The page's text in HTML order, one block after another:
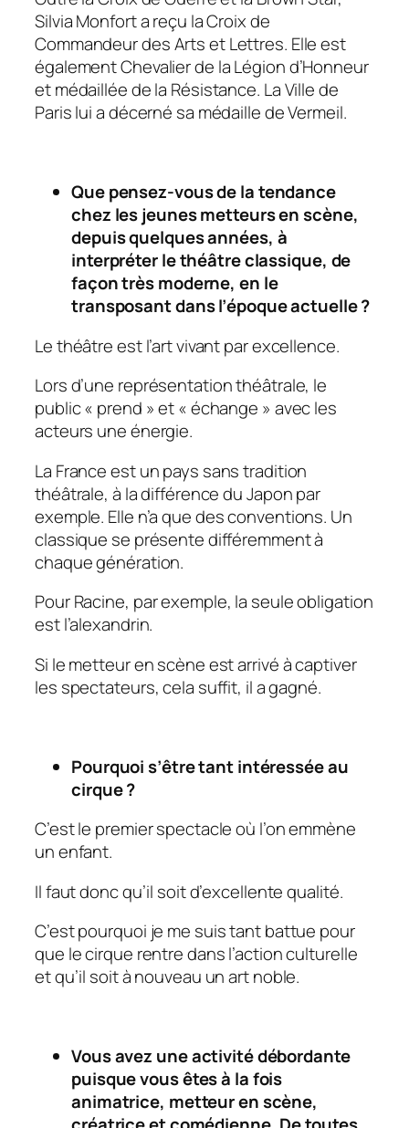
Silvia Monfort a reçu la Croix de
Commandeur des Arts et Lettres. Elle est
également Chevalier de la Légion d’Honneur
et médaillée de la Résistance. La Ville de
Paris lui a décerné sa médaille de Vermeil.
Que pensez-vous de la tendance
chez les jeunes metteurs en scène,
depuis quelques années, à
interpréter le théâtre classique, de
façon très moderne, en le
transposant dans l’époque actuelle ?
Le théâtre est l’art vivant par excellence.
Lors d’une représentation théâtrale, le
public « prend » et « échange » avec les
acteurs une énergie.
La France est un pays sans tradition
théâtrale, à la différence du Japon par
exemple. Elle n’a que des conventions. Un
classique se présente différemment à
chaque génération.
Pour Racine, par exemple, la seule obligation
est l’alexandrin.
Si le metteur en scène est arrivé à captiver
les spectateurs, cela suffit, il a gagné.
Pourquoi s’être tant intéressée au
cirque ?
C’est le premier spectacle où l’on emmène
un enfant.
Il faut donc qu’il soit d’excellente qualité.
C’est pourquoi je me suis tant battue pour
que le cirque rentre dans l’action culturelle
et qu’il soit à nouveau un art noble.
Vous avez une activité débordante
puisque vous êtes à la fois
animatrice, metteur en scène,